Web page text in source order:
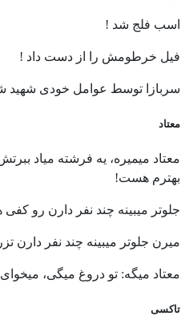
ﺍﺳﺐ ﻓﻠﺞ ﺷﺪ !
ﻓﯿﻞ ﺧﺮﻃﻮﻣﺶ ﺭﺍ ﺍﺯ ﺩﺳﺖ ﺩﺍﺩ !
ﺳﺮﺑﺎﺯﺍ ﺗﻮﺳﻂ ﻋﻮﺍﻣﻞ ﺧﻮﺩﯼ ﺷﻬﯿﺪ
معتاد
معتاد ميميره، يه فرشته مياد
بهترم هست!
جلوتر ميبينه چند نفر دارن رو
ميرن جلوتر ميبينه چند نفر
معتاد ميگه: تو دروغ میگی،
تاکسی